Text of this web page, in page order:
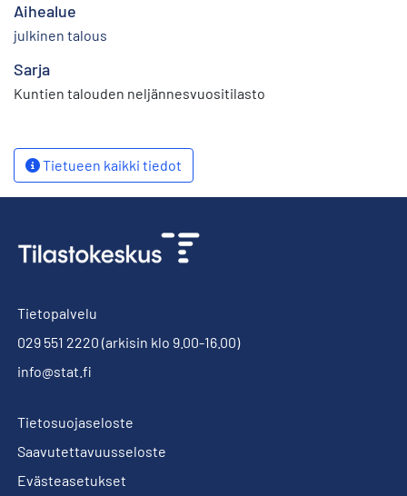
Aihealue
julkinen talous
Sarja
Kuntien talouden neljännesvuositilasto
Tietueen kaikki tiedot
Tietopalvelu
029 551 2220 (arkisin klo 9.00-16.00)
info@stat.fi
Tietosuojaseloste
Saavutettavuusseloste
Evästeasetukset